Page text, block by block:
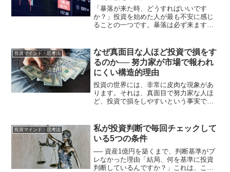
「暴落が来た時、どうすればいいです
か？」投資を始めた人が最も不安に感じ
ることの一つです。暴落は必ず来ます。
マンショック・東日本大震災・コロナシ
ョック・その他大小様々な暴...
投資マインド・思考法
なぜ真面目な人ほど投資で損をす
るのか── 努力家が市場で報われ
にくい構造的理由
投資の世界には、非常に皮肉な現象があ
ります。それは、真面目で努力家な人ほ
ど、投資で損をしやすいという事実で
資に最も向いていそうな性格です。しか
し実際には、こうした人ほど...
投資マインド・思考法
私が投資判断で毎回チェックして
いる5つの条件
── 資産1億円を築くまで、判断基準がブ
レなかった理由「結局、何を基準に投資
判断しているんですか？」これは、これ